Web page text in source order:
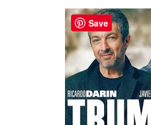
Save